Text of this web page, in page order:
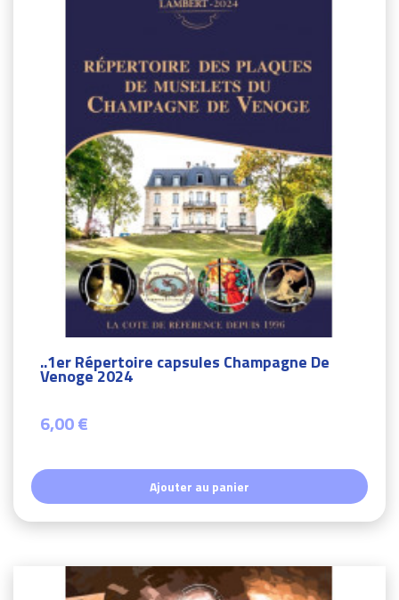
..1er Répertoire capsules Champagne De
Venoge 2024
6,00 €
Ajouter au panier